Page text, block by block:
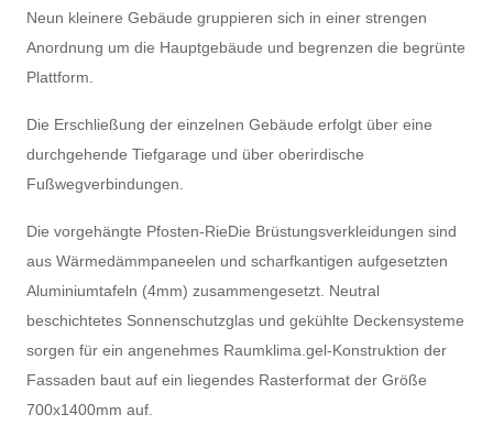
Neun kleinere Gebäude gruppieren sich in einer strengen
Anordnung um die Hauptgebäude und begrenzen die begrünte
Plattform.
Die Erschließung der einzelnen Gebäude erfolgt über eine
durchgehende Tiefgarage und über oberirdische
Fußwegverbindungen.
Die vorgehängte Pfosten-RieDie Brüstungsverkleidungen sind
aus Wärmedämmpaneelen und scharfkantigen aufgesetzten
Aluminiumtafeln (4mm) zusammengesetzt. Neutral
beschichtetes Sonnenschutzglas und gekühlte Deckensysteme
sorgen für ein angenehmes Raumklima.gel-Konstruktion der
Fassaden baut auf ein liegendes Rasterformat der Größe
700x1400mm auf.